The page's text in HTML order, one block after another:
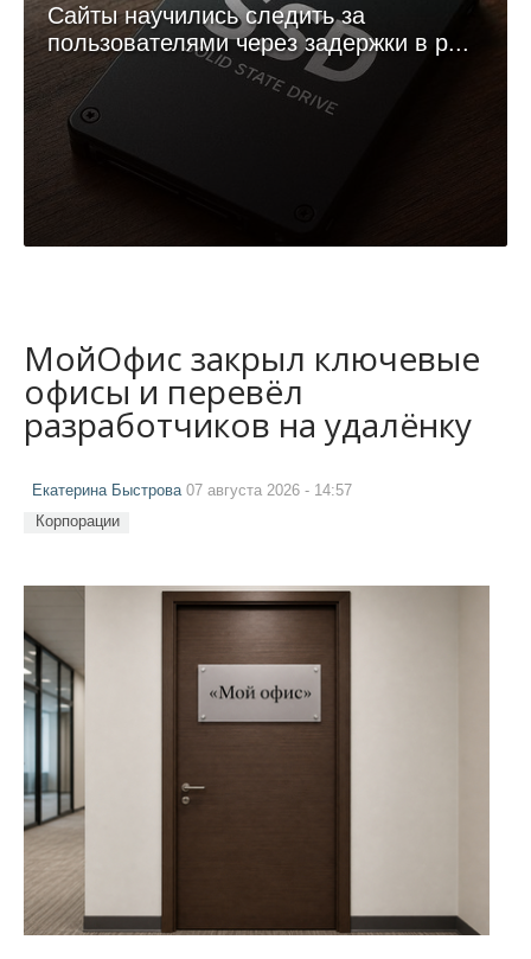
Сайты научились следить за
пользователями через задержки в р...
МойОфис закрыл ключевые
офисы и перевёл
разработчиков на удалёнку
Екатерина Быстрова07 августа 2026 - 14:57
Корпорации